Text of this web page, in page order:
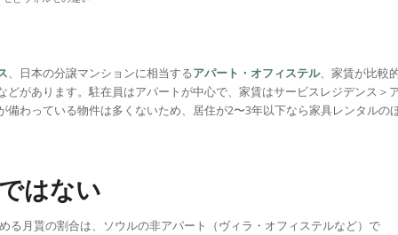
、日本の分譲マンションに相当するアパート・オフィステル、家賃が比較
どがあります。駐在員はアパートが中心で、家賃はサービスレジデンス＞
わっている物件は多くないため、居住が2〜3年以下なら家具レンタルの
はない
る月貰の割合は、ソウルの非アパート（ヴィラ・オフィステルなど）で